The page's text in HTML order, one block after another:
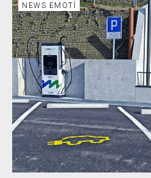
NEWS EMOTÌ